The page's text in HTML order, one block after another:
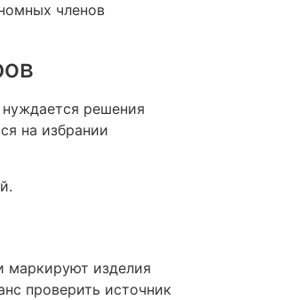
членов
решения
на избрании
маркируют изделия
проверить источник